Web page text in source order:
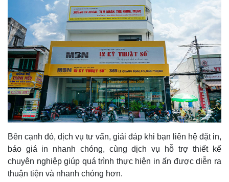
Bên cạnh đó, dịch vụ tư vấn, giải đáp khi bạn liên hệ đặt in,
báo giá in nhanh chóng, cùng dịch vụ hỗ trợ thiết kế
chuyên nghiệp giúp quá trình thực hiện in ấn được diễn ra
thuận tiện và nhanh chóng hơn.